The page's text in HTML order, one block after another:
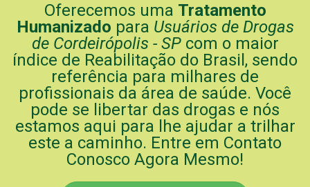
Oferecemos uma Tratamento
Humanizado para Usuários de Drogas
de Cordeirópolis - SPcom o maior
índice de Reabilitação do Brasil, sendo
referência para milhares de
profissionais da área de saúde. Você
pode se libertar das drogas e nós
estamos aqui para lhe ajudar a trilhar
este a caminho. Entre em Contato
Conosco Agora Mesmo!